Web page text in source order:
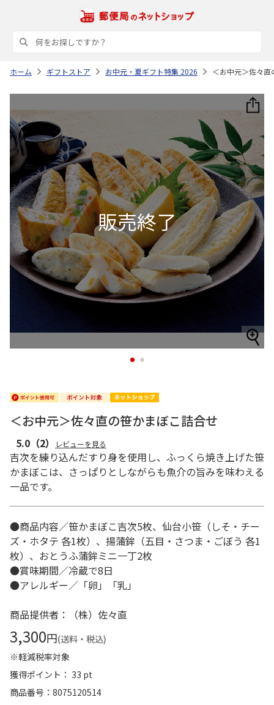
ホーム ギフトストア お中元・夏ギフト特集 2026 ＜お中元＞佐々
1 2
＜お中元＞佐々直の笹かまぼこ詰合せ
5.0 （2） レビューを見る
吉次を練り込んだすり身を使用し、ふっくら焼き上げた笹
かまぼこは、さっぱりとしながらも魚介の旨みを味わえる
一品です。
●商品内容／笹かまぼこ吉次5枚、仙台小笹（しそ・チー
ズ・ホタテ 各1枚）、揚蒲鉾（五目・さつま・ごぼう 各1
枚）、おとうふ蒲鉾ミニ一丁2枚
●賞味期間／冷蔵で8日
●アレルギー／「卵」「乳」
商品提供者：（株）佐々直
3,300円(送料・税込)
※軽減税率対象
獲得ポイント： 33 pt
商品番号
8075120514